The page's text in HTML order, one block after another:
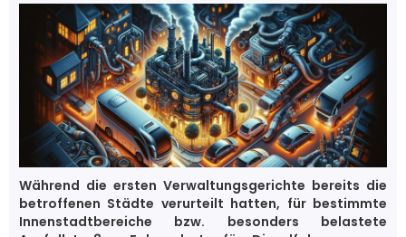
Während die ersten Verwaltungsgerichte bereits die
betroffenen Städte verurteilt hatten, für bestimmte
Innenstadtbereiche bzw. besonders belastete